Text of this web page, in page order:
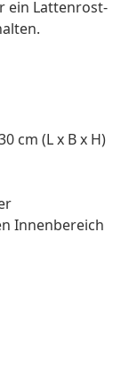
ein Lattenrost-
cm (L x B x H)
Innenbereich